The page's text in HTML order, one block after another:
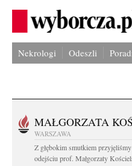
Nekrologi Odeszli
MAŁGORZATA
WARSZAWA
Z głębokim smutkiem
odejściu prof. Małgorzaty